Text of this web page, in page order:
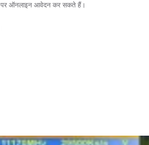
पर ऑनलाइन आवेदन कर सकते हैं।